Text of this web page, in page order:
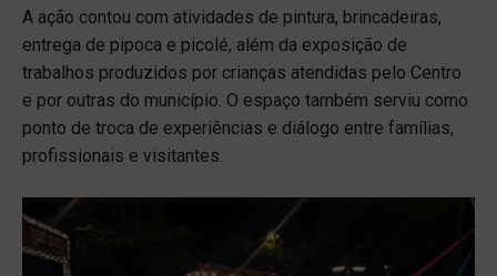
A ação contou com atividades de pintura, brincadeiras,
entrega de pipoca e picolé, além da exposição de
trabalhos produzidos por crianças atendidas pelo Centro
e por outras do município. O espaço também serviu como
ponto de troca de experiências e diálogo entre famílias,
profissionais e visitantes.